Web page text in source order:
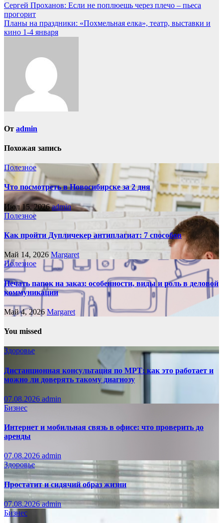
Навигация
по
записям
Сергей Проханов: Если не поплюешь через плечо – пьеса
прогорит
Планы на праздники: «Похмельная елка», театр, выставки и
кино 1-4 января
От admin
Похожая запись
Полезное
Что посмотреть в Новосибирске за 2 дня
Июл 15, 2026admin
Полезное
Как пройти Дупличекер антиплагиат: 7 способов
Май 14, 2026 Margaret
Полезное
Печать папок на заказ: особенности, виды и роль в деловой
коммуникации
Май 4, 2026 Margaret
You missed
Здоровье
Дистанционная консультация по МРТ: как это работает и
можно ли доверять такому диагнозу
07.08.2026 admin
Бизнес
Интернет и мобильная связь в офисе: что проверить до
аренды
07.08.2026 admin
Здоровье
Простатит и сидячий образ жизни
07.08.2026admin
Бизнес